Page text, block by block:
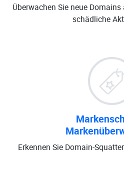
Überwachen Sie neue
schädliche
Erkennen Sie Domain-